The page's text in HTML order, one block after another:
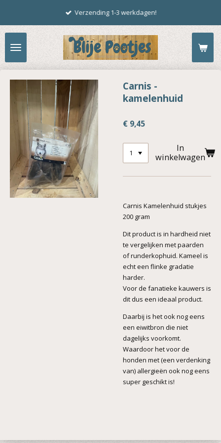
naar
de
hoofdinhoud
Verzending 1-3 werkdagen!
Carnis -
kamelenhuid
€ 9,45
In
winkelwagen
Carnis Kamelenhuid stukjes
200 gram
Dit product is in hardheid niet
te vergelijken met paarden
of runderkophuid. Kameel is
echt een flinke gradatie
harder.
Voor de fanatieke kauwers is
dit dus een ideaal product.
Daarbij is het ook nog eens
een eiwitbron die niet
dagelijks voorkomt.
Waardoor het voor de
honden met (een verdenking
van) allergieën ook nog eens
super geschikt is!